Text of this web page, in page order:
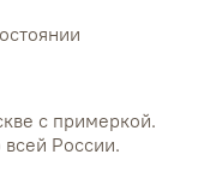
с примеркой.
России.